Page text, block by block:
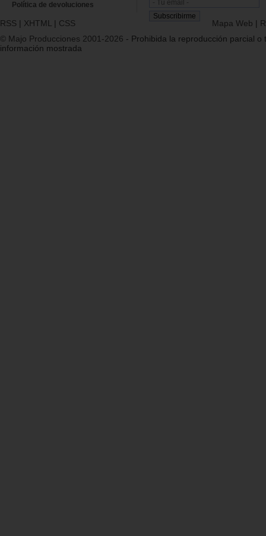
Política de devoluciones
RSS | XHTML | CSS Mapa Web |
© Majo Producciones 2001-2026 - Prohibida la reproducción parcial o
información mostrada